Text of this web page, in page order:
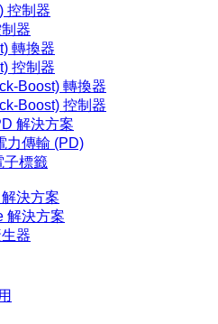
控制器
器
轉換器
控制器
Boost) 轉換器
Boost) 控制器
解決方案
力傳輸 (PD)
子標籤
解決方案
解決方案
器